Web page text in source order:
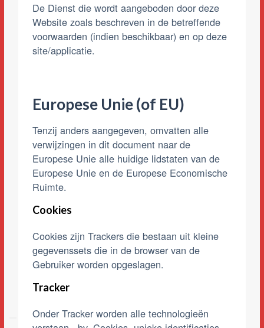
De Dienst die wordt aangeboden door deze
Website zoals beschreven in de betreffende
voorwaarden (indien beschikbaar) en op deze
site/applicatie.
Europese Unie (of EU)
Tenzij anders aangegeven, omvatten alle
verwijzingen in dit document naar de
Europese Unie alle huidige lidstaten van de
Europese Unie en de Europese Economische
Ruimte.
Cookies
Cookies zijn Trackers die bestaan uit kleine
gegevenssets die in de browser van de
Gebruiker worden opgeslagen.
Tracker
Onder Tracker worden alle technologieën